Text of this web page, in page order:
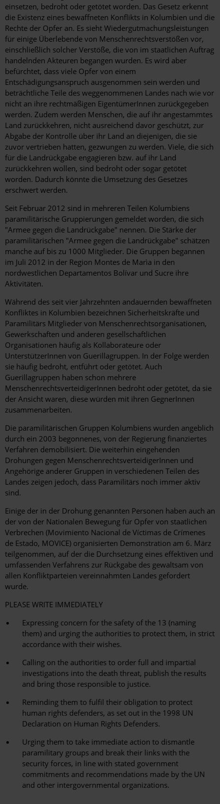
einsetzen, bedroht oder getötet worden. Das Gesetz erkennt
die Existenz eines bewaffneten Konflikts in Kolumbien und die
Rechte der Opfer an. Es sieht Wiedergutmachungsleistungen
für einige Überlebende von Menschenrechtsverstößen vor,
einschließlich solcher Verstöße, die von im staatlichen Auftrag
handelnden Akteuren begangen wurden. Es wird aber
befürchtet, dass viele Opfer von einem
Entschädigungsanspruch ausgenommen sein werden und
beträchtliche Teile des weggenommenen Landes nach wie vor
nicht an ihre rechtmäßigen EigentümerInnen zurückgegeben
werden. Zudem werden Menschen, die auf ihr angestammtes
Land zurückkehren, nicht ausreichend davor geschützt, zur
Abgabe der Kontrolle über ihr Land an diejenigen, die sie
zuvor vertrieben hatten, gezwungen zu werden. Viele, die sich
für die Landrückgabe engagieren bzw. auf ihr Land
zurückkehren wollen, sind bedroht oder sogar getötet
worden. Dadurch könnte die Umsetzung des Gesetzes
erschwert werden.
Seit Februar 2012 sind in mehreren Teilen Kolumbiens
paramilitärische Gruppierungen gemeldet worden, die sich
"Armee gegen die Landrückgabe" nennen. Die Stärke der
paramilitärischen "Armee gegen die Landrückgabe" schätzen
manche auf bis zu 1000 Mitglieder. Die Gruppen begannen
im Juli 2012 in der Region Montes de Marìa in den
nordwestlichen Departamentos Bolívar und Sucre ihre
Aktivitäten.
Während des seit vier Jahrzehnten andauernden bewaffneten
Konfliktes in Kolumbien bezeichnen Sicherheitskräfte und
Paramilitärs Mitglieder von Menschenrechtsorganisationen,
Gewerkschaften und anderen gesellschaftlichen
Organisationen häufig als Kollaborateure oder
UnterstützerInnen von Guerillagruppen. In der Folge werden
sie häufig bedroht, entführt oder getötet. Auch
Guerillagruppen haben schon mehrere
MenschenrechtsverteidigerInnen bedroht oder getötet, da sie
der Ansicht waren, diese würden mit ihren GegnerInnen
zusammenarbeiten.
Die paramilitärischen Gruppen Kolumbiens wurden angeblich
durch ein 2003 begonnenes, von der Regierung finanziertes
Verfahren demobilisiert. Die weiterhin eingehenden
Drohungen gegen MenschenrechtsverteidigerInnen und
Angehörige anderer Gruppen in verschiedenen Teilen des
Landes zeigen jedoch, dass Paramilitärs noch immer aktiv
sind.
Einige der in der Drohung genannten Personen haben auch an
der von der Nationalen Bewegung für Opfer von staatlichen
Verbrechen (Movimiento Nacional de Víctimas de Crímenes
de Estado, MOVICE) organisierten Demonstration am 6. März
teilgenommen, auf der die Durchsetzung eines effektiven und
umfassenden Verfahrens zur Rückgabe des gewaltsam von
allen Konfliktparteien vereinnahmten Landes gefordert
wurde.
PLEASE WRITE IMMEDIATELY
Expressing concern for the safety of the 13 (naming
them) and urging the authorities to protect them, in strict
accordance with their wishes.
Calling on the authorities to order full and impartial
investigations into the death threat, publish the results
and bring those responsible to justice.
Reminding them to fulfil their obligation to protect
human rights defenders, as set out in the 1998 UN
Declaration on Human Rights Defenders.
Urging them to take immediate action to dismantle
paramilitary groups and break their links with the
security forces, in line with stated government
commitments and recommendations made by the UN
and other intergovernmental organizations.